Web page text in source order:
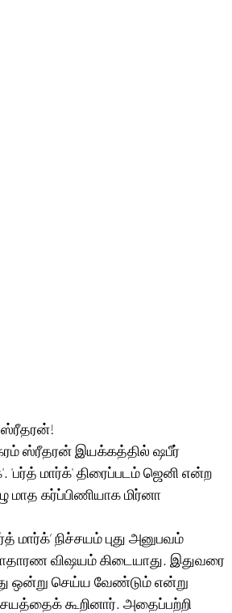
ஸ்ரீதரன்!
ஸ்ரீதரன் இயக்கத்தில் ஷபீர்
'பர்த் மார்க்' திரைப்படம் ஜெனி என்ற
மாத கர்ப்பிணியாக மிர்னா
மார்க்’ நிச்சயம் புது அனுபவம்
விஷயம் கிடையாது. இதுவரை
ஒன்று செய்ய வேண்டும் என்று
கூறினார். அதைப்பற்றி